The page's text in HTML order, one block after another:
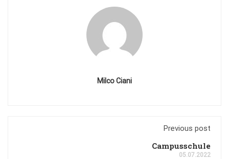
Milco Ciani
Previous post
Campusschule
05.07.2022